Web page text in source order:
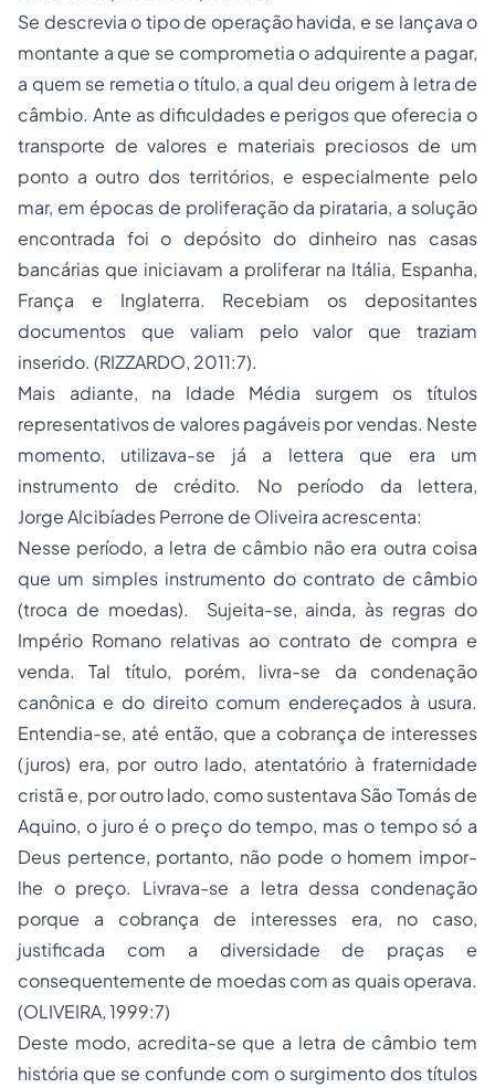
Se descrevia o tipo de operação havida, e se lançava o
montante a que se comprometia o adquirente a pagar,
a quem se remetia o título, a qual deu origem à letra de
câmbio. Ante as dificuldades e perigos que oferecia o
transporte de valores e materiais preciosos de um
ponto a outro dos territórios, e especialmente pelo
mar, em épocas de proliferação da pirataria, a solução
encontrada foi o depósito do dinheiro nas casas
bancárias que iniciavam a proliferar na Itália, Espanha,
França e Inglaterra. Recebiam os depositantes
documentos que valiam pelo valor que traziam
inserido. (RIZZARDO, 2011:7).
Mais adiante, na Idade Média surgem os títulos
representativos de valores pagáveis por vendas. Neste
momento, utilizava-se já a lettera que era um
instrumento de crédito. No período da lettera,
Jorge Alcibíades Perrone de Oliveira acrescenta:
Nesse período, a letra de câmbio não era outra coisa
que um simples instrumento do contrato de câmbio
(troca de moedas). Sujeita-se, ainda, às regras do
Império Romano relativas ao contrato de compra e
venda. Tal título, porém, livra-se da condenação
canônica e do direito comum endereçados à usura.
Entendia-se, até então, que a cobrança de interesses
(juros) era, por outro lado, atentatório à fraternidade
cristã e, por outro lado, como sustentava São Tomás de
Aquino, o juro é o preço do tempo, mas o tempo só a
Deus pertence, portanto, não pode o homem impor-
lhe o preço. Livrava-se a letra dessa condenação
porque a cobrança de interesses era, no caso,
justificada com a diversidade de praças e
consequentemente de moedas com as quais operava.
(OLIVEIRA, 1999:7)
Deste modo, acredita-se que a letra de câmbio tem
história que se confunde com o surgimento dos títulos